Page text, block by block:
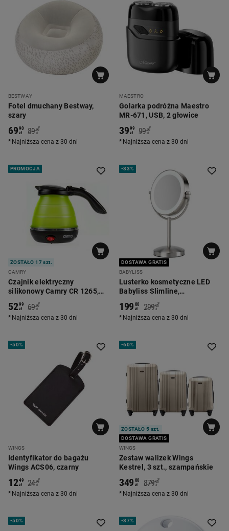
BESTWAY
Fotel dmuchany Bestway,
szary
6990
zł 89 90
zł
*
Najniższa cena z 30 dni
MAESTRO
Golarka podróżna Maestro
MR-671, USB, 2 głowice
3999
zł 99 00
zł
*
Najniższa cena z 30 dni
PROMOCJA
ZOSTAŁO 17 szt.
CAMRY
Czajnik elektryczny
silikonowy Camry CR 1265,
0,5 l, 750 W, składany
5299
zł 69 90
zł
*
Najniższa cena z 30 dni
-33%
DOSTAWA GRATIS
BABYLISS
Lusterko kosmetyczne LED
Babyliss Slimline,
dwustronne, z oświetleniem
LED
199 00
zł 299 00
zł
*
Najniższa cena z 30 dni
-50%
WINGS
Identyfikator do bagażu
Wings ACS06, czarny
1249
zł 24 99
zł
*
Najniższa cena z 30 dni
-60%
ZOSTAŁO 5 szt.
DOSTAWA GRATIS
WINGS
Zestaw walizek Wings
Kestrel, 3 szt., szampańskie
349 00
zł 879 00
zł
*
Najniższa cena z 30 dni
-50% -37%